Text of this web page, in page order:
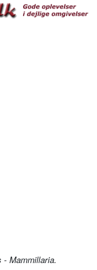
- Mammillaria.